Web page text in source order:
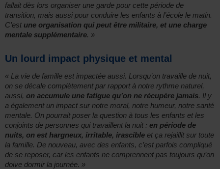
fallait dès lors organiser une garde pour cette période de
transition, mais aussi pour conduire les enfants à l’école le matin.
C’est une organisation qui peut être militaire, et une charge
mentale supplémentaire. »
Un lourd impact physique et mental
« La vie de famille est impactée aussi. Lorsqu’on travaille de nuit,
on se décale complètement par rapport à notre rythme naturel,
aussi, on accumule une fatigue qu’on ne récupère jamais. Il y
a également un impact sur notre moral, notre humeur, notre santé
mentale. On pourrait poser la question à tous les enfants et les
conjoints de personnes qui travaillent la nuit : en période de
nuits, on est hargneux, irritable, irascible et ça rejaillit sur toute
la famille. De nouveau, avec des enfants, c’est parfois compliqué
de se reposer, car les enfants ne comprennent pas toujours qu’on
doive dormir la journée. »